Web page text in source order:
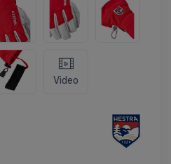
Video